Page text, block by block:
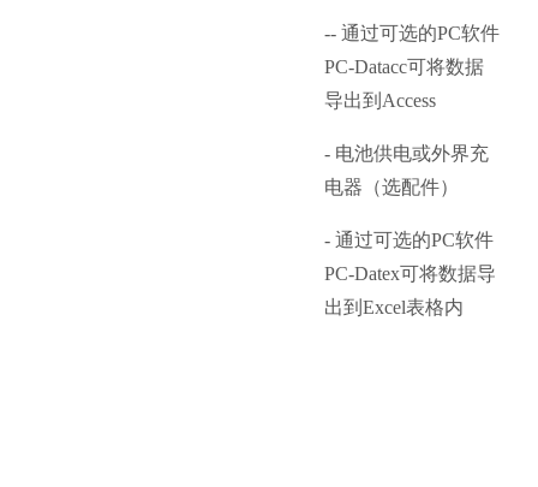
-- 通过可选的PC软件
PC-Datacc可将数据
导出到Access
- 电池供电或外界充
电器（选配件）
- 通过可选的PC软件
PC-Datex可将数据导
出到Excel表格内